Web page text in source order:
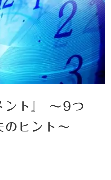
ント』 〜9つ
のヒント〜